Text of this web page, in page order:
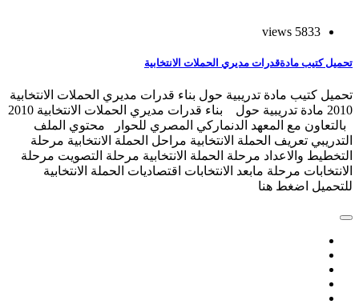
5833 views
تحميل كتيب مادةقدرات مديري الحملات الانتخابية
تحميل كتيب مادة تدريبية حول بناء قدرات مديري الحملات الانتخابية
2010 مادة تدريبية حول بناء قدرات مديري الحملات الانتخابية 2010
بالتعاون مع المعهد الدنماركي المصري للحوار محتوي الملف
التدريبي تعريف الحملة الانتخابية مراحل الحملة الانتخابية مرحلة
التخطيط والاعداد مرحلة الحملة الانتخابية مرحلة التصويت مرحلة
الانتخابات مرحلة مابعد الانتخابات اقتصاديات الحملة الانتخابية
للتحميل اضغط هنا